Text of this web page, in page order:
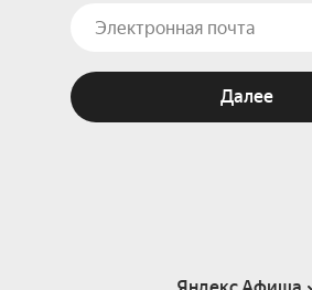
Далее